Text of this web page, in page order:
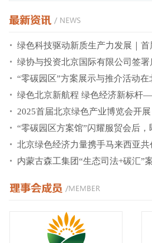
绿色科技驱动新质生产力发展｜
绿协与投资北京国际有限公司签署
“零碳园区”方案展示与推介活动在
绿色北京新航程 绿色经济新标杆
2025首届北京绿色产业博览会开
“零碳园区方案馆”闪耀服贸会后，
北京绿色经济力量携手马来西亚共
内蒙古森工集团“生态司法+碳汇”